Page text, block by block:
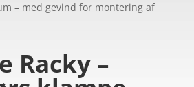
– med gevind for montering af
Racky –